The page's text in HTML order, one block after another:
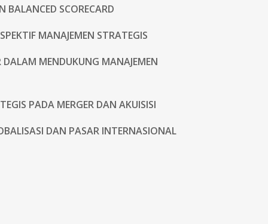
SCORECARD
MANAJEMEN STRATEGIS
MENDUKUNG MANAJEMEN
PADA MERGER DAN AKUISISI
DAN PASAR INTERNASIONAL